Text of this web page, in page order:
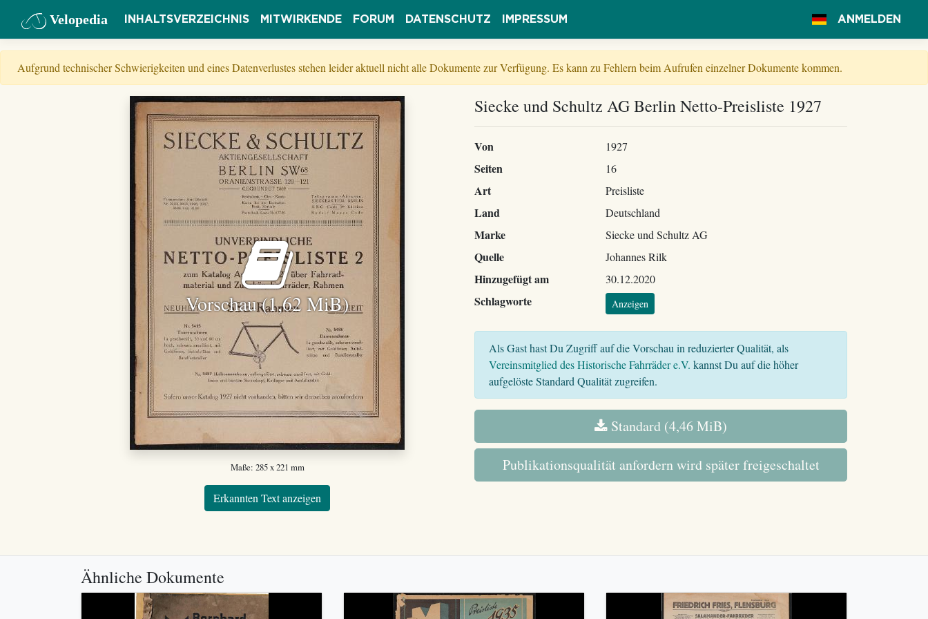
Velopedia INHALTSVERZEICHNIS MITWIRKENDE FORUM DATENSCHUTZ IMPRESSUM ANMELDEN
Aufgrund technischer Schwierigkeiten und eines Datenverlustes stehen leider aktuell nicht alle Dokumente zur Verfügung. Es kann zu Fehlern beim Aufrufen einzelner Dokumente kommen.
Vorschau (1,62 MiB)
Maße: 285 x 221 mm
Erkannten Text anzeigen
Siecke und Schultz AG Berlin Netto-Preisliste 1927
Von 1927
Seiten 16
Art Preisliste
Land Deutschland
Marke Siecke und Schultz AG
Quelle Johannes Rilk
Hinzugefügt am 30.12.2020
Schlagworte Anzeigen
Als Gast hast Du Zugriff auf die Vorschau in reduzierter Qualität, als
Vereinsmitglied des Historische Fahrräder e.V. kannst Du auf die höher
aufgelöste Standard Qualität zugreifen.
Standard (4,46 MiB)
Publikationsqualität anfordern wird später freigeschaltet
Ähnliche Dokumente